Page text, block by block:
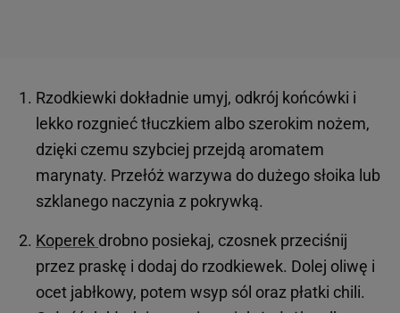
Rzodkiewki dokładnie umyj, odkrój końcówki i
lekko rozgnieć tłuczkiem albo szerokim nożem,
dzięki czemu szybciej przejdą aromatem
marynaty. Przełóż warzywa do dużego słoika lub
szklanego naczynia z pokrywką.
Koperek drobno posiekaj, czosnek przeciśnij
przez praskę i dodaj do rzodkiewek. Dolej oliwę i
ocet jabłkowy, potem wsyp sól oraz płatki chili.